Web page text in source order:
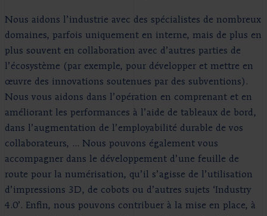
Nous aidons l’industrie avec des spécialistes de nombreux
domaines, parfois uniquement en interne, mais de plus en
plus souvent en collaboration avec d’autres parties de
l’écosystème (par exemple, pour développer et mettre en
œuvre des innovations soutenues par des subventions).
Nous vous aidons dans l’opération en comprenant et en
améliorant les performances à l’aide de tableaux de bord,
dans l’augmentation de l’employabilité durable de vos
collaborateurs, ... Nous pouvons également vous
accompagner dans le développement d’une feuille de
route pour la numérisation, qu’il s’agisse de l’utilisation
d’impressions 3D, de cobots ou d’autres sujets ‘Industry
4.0’. Enfin, nous pouvons contribuer à la mise en place, à